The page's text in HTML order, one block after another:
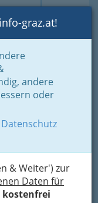
Login Toggle
graz.at!
andere
oder
Datenschutz
& Weiter') zur
Daten für
kostenfrei
Salsa
Next